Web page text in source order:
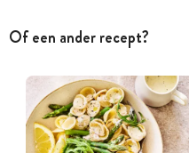
Of een ander recept?